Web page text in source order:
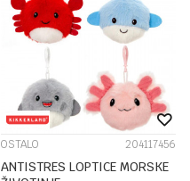
OSTALO 204117456
ANTISTRES LOPTICE MORSKE